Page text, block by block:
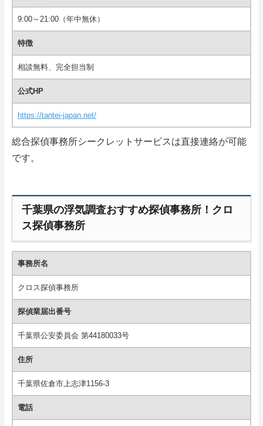
9:00～21:00（年中無休）
特徴
相談無料、完全担当制
公式HP
https://tantei-japan.net/
総合探偵事務所シークレットサービスは直接連絡が可能
です。
千葉県の浮気調査おすすめ探偵事務所！クロ
ス探偵事務所
事務所名
クロス探偵事務所
探偵業届出番号
千葉県公安委員会 第44180033号
住所
千葉県佐倉市上志津1156-3
電話